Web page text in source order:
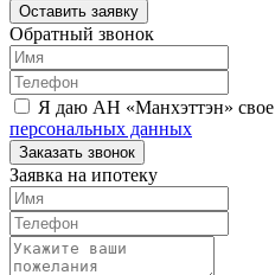
Оставить заявку
Обратный звонок
Я даю АН «Манхэттэн» свое
персональных данных
Заказать звонок
Заявка на ипотеку